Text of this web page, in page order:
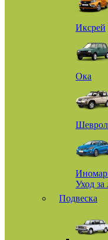
Иксрей
Ока
Уход
Подвеска